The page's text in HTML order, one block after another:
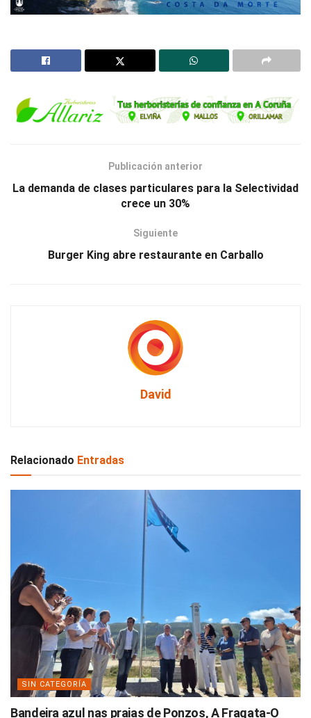
Publicación anterior
La demanda de clases particulares para la Selectividad
crece un 30%
Siguiente
Burger King abre restaurante en Carballo
David
Relacionado Entradas
SIN CATEGORÍA
Bandeira azul nas praias de Ponzos, A Fragata-O